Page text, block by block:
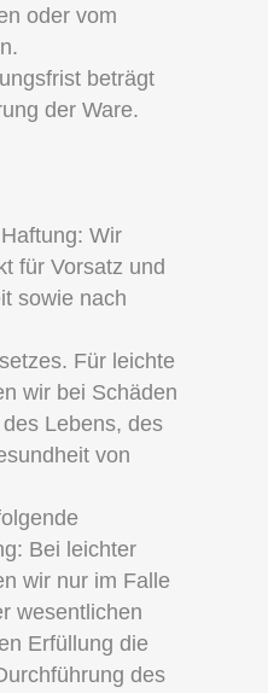
oder vom
beträgt
der Ware.
Wir
für Vorsatz und
sowie nach
Für leichte
wir bei Schäden
Lebens, des
von
Bei leichter
wir nur im Falle
wesentlichen
Erfüllung die
des